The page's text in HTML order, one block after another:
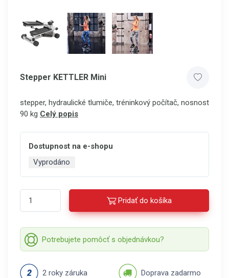
Stepper KETTLER Mini
stepper, hydraulické tlumiče, tréninkový počítač, nosnost
90 kg Celý popis
Dostupnost na e-shopu
Vyprodáno
Pridať do košíka
Potrebujete pomôcť s objednávkou?
2 roky záruka Doprava zadarmo